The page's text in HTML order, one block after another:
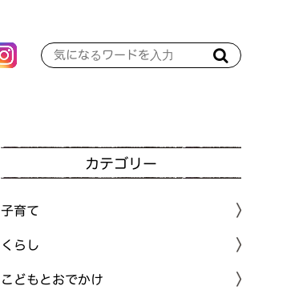
カテゴリー
子育て
くらし
こどもとおでかけ